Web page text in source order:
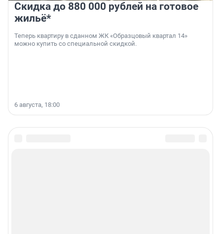
Скидка до 880 000 рублей на готовое
жильё*
Теперь квартиру в сданном ЖК «Образцовый квартал 14»
можно купить со специальной скидкой.
6 августа, 18:00